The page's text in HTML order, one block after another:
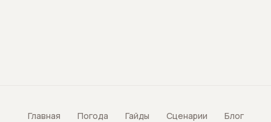
Главная Погода Гайды Сценарии Блог